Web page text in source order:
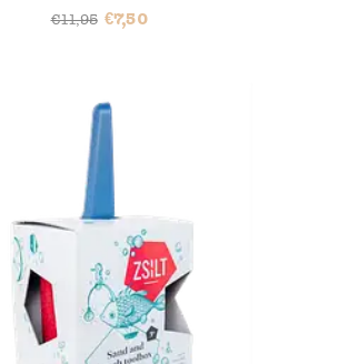
€11,95 €7,50